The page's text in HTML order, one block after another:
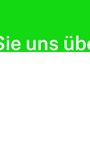
uns